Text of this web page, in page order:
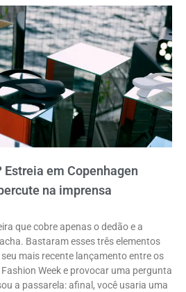
em Copenhagen
na imprensa
que cobre apenas o dedão e a
Bastaram esses três elementos
mais recente lançamento entre os
Week e provocar uma pergunta
a passarela: afinal, você usaria uma